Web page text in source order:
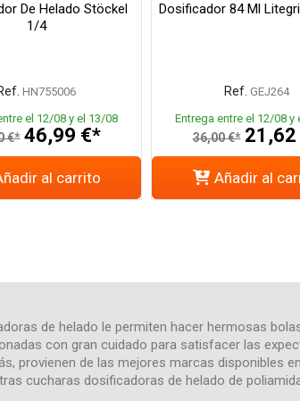
De Helado Stöckel
1/4
HN755006
el 12/08 y el 13/08
€* 46,99 €*
al carrito
Dosificador 84 Ml
Ref. GEJ264
Entrega entre el 12/08 y
36,00 €*
Añadir al
de helado le permiten hacer hermosas
con gran cuidado para satisfacer las
provienen de las mejores marcas disponibles
cucharas dosificadoras de helado de